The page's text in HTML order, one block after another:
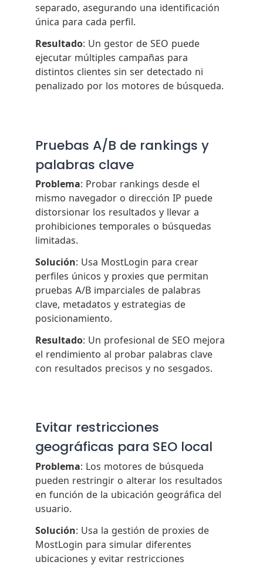
separado, asegurando una identificación
única para cada perfil.
Resultado: Un gestor de SEO puede
ejecutar múltiples campañas para
distintos clientes sin ser detectado ni
penalizado por los motores de búsqueda.
Pruebas A/B de rankings y
palabras clave
Problema: Probar rankings desde el
mismo navegador o dirección IP puede
distorsionar los resultados y llevar a
prohibiciones temporales o búsquedas
limitadas.
Solución: Usa MostLogin para crear
perfiles únicos y proxies que permitan
pruebas A/B imparciales de palabras
clave, metadatos y estrategias de
posicionamiento.
Resultado: Un profesional de SEO mejora
el rendimiento al probar palabras clave
con resultados precisos y no sesgados.
Evitar restricciones
geográficas para SEO local
Problema: Los motores de búsqueda
pueden restringir o alterar los resultados
en función de la ubicación geográfica del
usuario.
Solución: Usa la gestión de proxies de
MostLogin para simular diferentes
ubicaciones y evitar restricciones